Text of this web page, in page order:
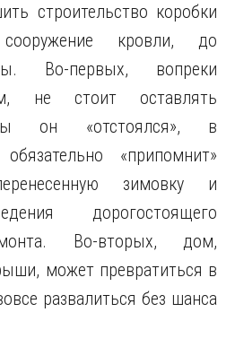
строительство коробки
кровли, до
Во-первых, вопреки
не стоит оставлять
он «отстоялся», в
«припомнит»
зимовку и
дорогостоящего
Во-вторых, дом,
может превратиться в
развалиться без шанса